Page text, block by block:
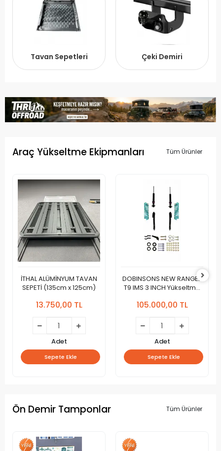
Tavan Sepetleri Çeki Demiri
Araç Yükseltme Ekipmanları Tüm Ürünler
İTHAL ALÜMİNYUM TAVAN
SEPETİ (135cm x 125cm)
13.750,00 TL
Adet
Sepete Ekle
DOBINSONS NEW RANGER
T9 IMS 3 INCH Yükseltme
105.000,00 TL
Adet
Sepete Ekle
Ön Demir Tamponlar Tüm Ürünler